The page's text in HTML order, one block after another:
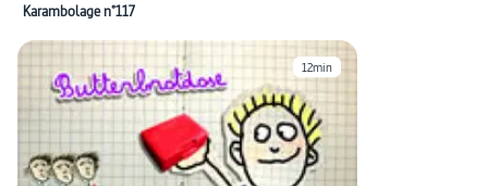
Karambolage n°117
12min